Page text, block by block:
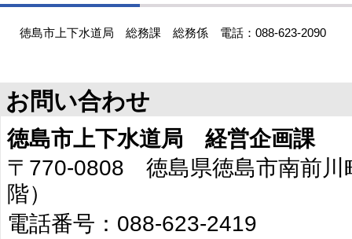
徳島市上下水道局 総務課 総務係 電話：088-623-2090
お問い合わせ
徳島市上下水道局 経営企画課
〒770-0808 徳島県徳島市南前川
階）
電話番号：088-623-2419